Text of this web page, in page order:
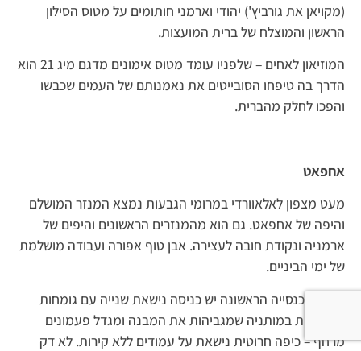
(מקויאן את גורביץ') יהודי וארמני חותומים על מטוס הסילון
הראשון והמוצלח של ברית המועצות.
המוזיאון לאחים – שלפניו עומד מטוס אימונים מדגם מיג 21 הוא
הדרך בה טיפחו הסובייטים את נאמנותם של העמים שכבשו
והפכו לחלק מהברית.
אחפאט
מעט מצפון לאלאוורדי במרומי הגבעות נמצא המנזר המושלם
והיפה של אחפאט. גם הוא מהמנזרים הראשונים והיפים של
ארמניה ונקודת חובה לעצירה. אבן טוף אפורה ועבודה מושלמת
של ימי הביניים.
מעבר לכנסייה הראשונה יש כניסה נישאת שנייה עם גומחות
סלג'וקיות במותניה שמגביהות את המבנה ומגדל פעמונים
מרחף – כיפה חרוטית נישאת על עמודים ללא קירות. לא דק